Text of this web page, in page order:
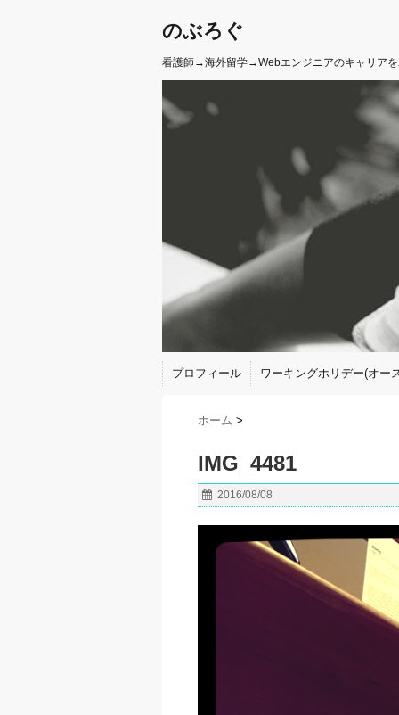
のぶろぐ
看護師→海外留学→Webエンジニアのキャリア
プロフィール ワーキングホリデー(オー
ホーム >
IMG_4481
2016/08/08